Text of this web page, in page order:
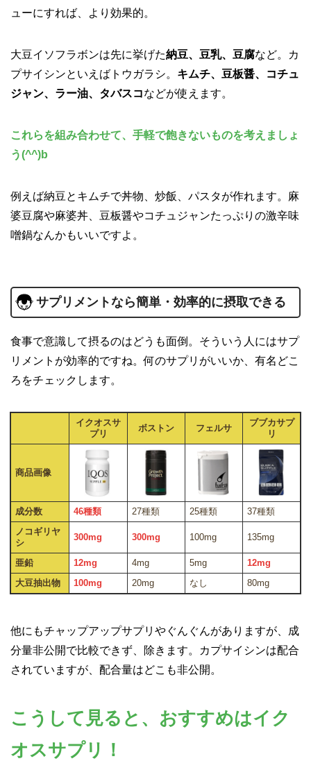
ューにすれば、より効果的。
大豆イソフラボンは先に挙げた納豆、豆乳、豆腐など。カ
プサイシンといえばトウガラシ。 キムチ、豆板醤、コチュ
ジャン、ラー油、タバスコなどが使えます。
これらを組み合わせて、手軽で飽きないものを考えましょ
う(^^)b
例えば納豆とキムチで丼物、炒飯、パスタが作れます。麻
婆豆腐や麻婆丼、豆板醤やコチュジャンたっぷりの激辛味
噌鍋なんかもいいですよ。
サプリメントなら簡単・効率的に摂取できる
食事で意識して摂るのはどうも面倒。そういう人にはサプ
リメントが効率的ですね。何のサプリがいいか、有名どこ
ろをチェックします。
イクオスサ
プリ
ボストン フェルサ
ブブカサプ
リ
商品画像
成分数 46種類 27種類 25種類
37種類
ノコギリヤ
シ
300mg 300mg 100mg 135mg
亜鉛 12mg 4mg 5mg
12mg
大豆抽出物
100mg 20mg なし 80mg
他にもチャップアップサプリやぐんぐんがありますが、成
分量非公開で比較できず、除きます。カプサイシンは配合
されていますが、配合量はどこも非公開。
こうして見ると、おすすめはイク
オスサプリ！